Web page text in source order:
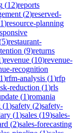
(12)reports
(2)reserved-
1)resource-planning
5)restaurant-
(9)returns
)revenue (10)revenue-
recognition
1)rfm-analysis (1)rfp
reduction (1)rls
(1)romania
(1)safety (2)safety-
(1)sales (19)sales-
(2)sales-forecasting